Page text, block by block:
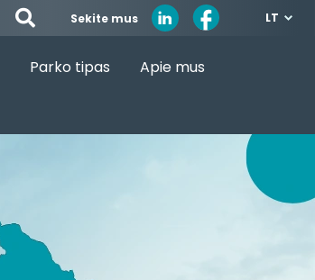
Sekite mus LT
Parko tipas
Apie mus